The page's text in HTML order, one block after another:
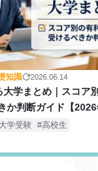
知識 2026.06.14
大学まとめ｜スコア
か判断ガイド【2026
大学受験 高校生